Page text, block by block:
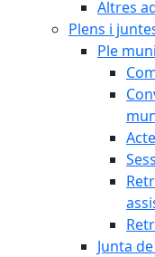
Altres
Plens i
Ple
Junta